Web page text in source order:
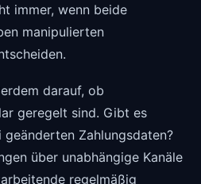
immer, wenn beide
manipulierten
darauf, ob
geregelt sind. Gibt es
Zahlungsdaten?
über unabhängige Kanäle
regelmäßig